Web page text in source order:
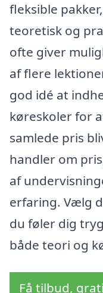
fleksible
teoretisk og
ofte giver
af flere
god idé at
køreskoler for
samlede pris
handler om
af
erfaring. Vælg
du føler dig
både teori og
Få tilbud,